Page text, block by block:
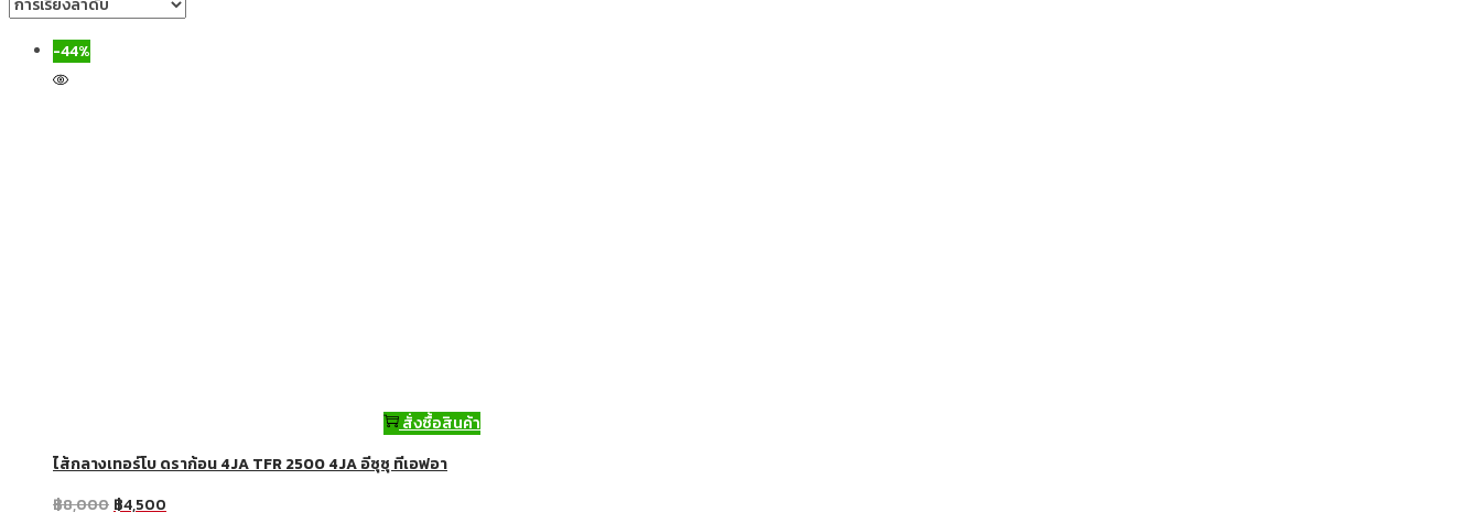
-44%
สั่งซื้อสินค้า
ไส้กลางเทอร์โบ ดราก้อน 4JA TFR 2500 4JA อีซุซุ ทีเอฟอา
฿8,000฿4,500